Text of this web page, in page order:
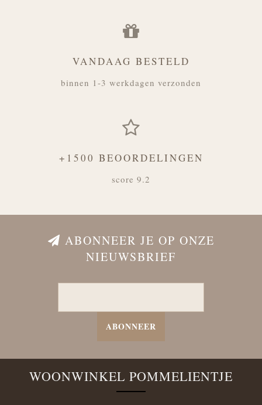
VANDAAG BESTELD
binnen 1-3 werkdagen verzonden
+1500 BEOORDELINGEN
score 9.2
ABONNEER JE OP ONZE
NIEUWSBRIEF
ABONNEER
WOONWINKEL POMMELIENTJE